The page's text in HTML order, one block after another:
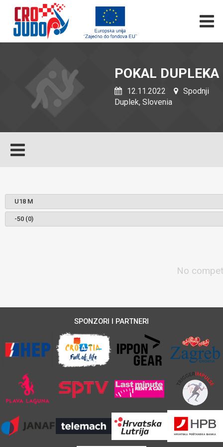
POKAL DUPLEKA
12.11.2022
Spodnji
Duplek, Slovenia
No
SPONZORI I PARTNERI